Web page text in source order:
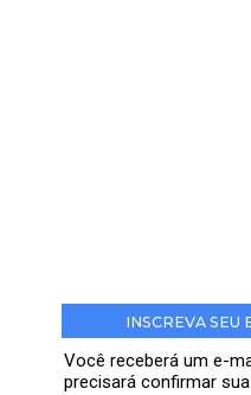
INSCREVA SEU
Você receberá um e-
precisará confirmar